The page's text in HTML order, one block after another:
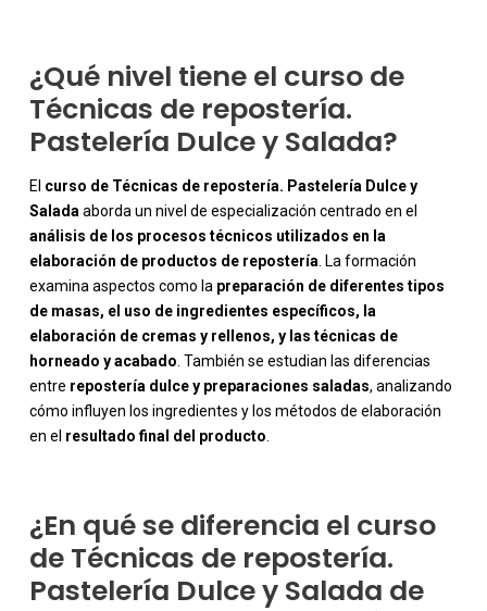
¿Qué nivel tiene el curso de
Técnicas de repostería.
Pastelería Dulce y Salada?
El curso de Técnicas de repostería. Pastelería Dulce y
Saladaaborda un nivel de especialización centrado en el
análisis de los procesos técnicos utilizados en la
elaboración de productos de repostería. La formación
examina aspectos como la preparación de diferentes tipos
de masas, el uso de ingredientes específicos, la
elaboración de cremas y rellenos, y las técnicas de
horneado y acabado. También se estudian las diferencias
entre repostería dulce y preparaciones saladas, analizando
cómo influyen los ingredientes y los métodos de elaboración
en el resultado final del producto.
-
¿En qué se diferencia el curso
de Técnicas de repostería.
Pastelería Dulce y Salada de